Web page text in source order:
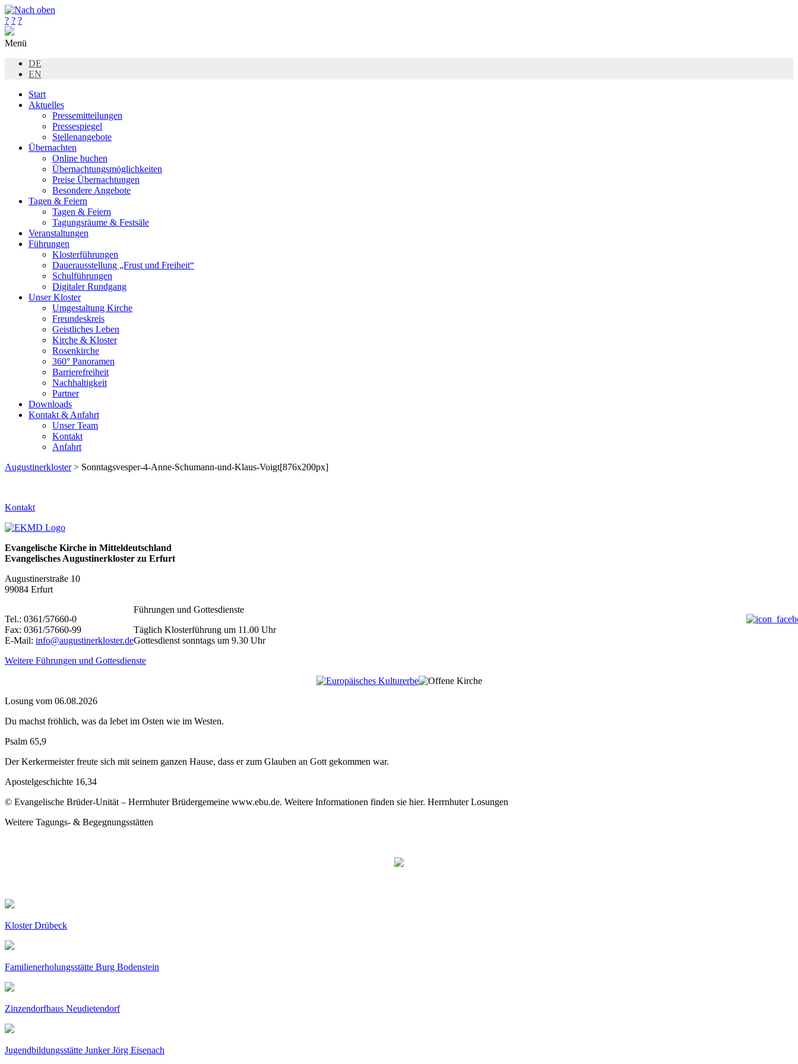
? ? ?
Menü
DE
EN
Start
Aktuelles
Pressemitteilungen
Pressespiegel
Stellenangebote
Übernachten
Online buchen
Übernachtungsmöglichkeiten
Preise Übernachtungen
Besondere Angebote
Tagen & Feiern
Tagen & Feiern
Tagungsräume & Festsäle
Veranstaltungen
Führungen
Klosterführungen
Dauerausstellung „Frust und Freiheit“
Schulführungen
Digitaler Rundgang
Unser Kloster
Umgestaltung Kirche
Freundeskreis
Geistliches Leben
Kirche & Kloster
Rosenkirche
360° Panoramen
Barrierefreiheit
Nachhaltigkeit
Partner
Downloads
Kontakt & Anfahrt
Unser Team
Kontakt
Anfahrt
Augustinerkloster> Sonntagsvesper-4-Anne-Schumann-und-Klaus-Voigt[876x200px]
Kontakt
Evangelische Kirche in Mitteldeutschland
Evangelisches Augustinerkloster zu Erfurt
Augustinerstraße 10
99084 Erfurt
Tel.: 0361/57660-0
Fax: 0361/57660-99
E-Mail: info@augustinerkloster.de
Führungen und Gottesdienste
Täglich Klosterführung um 11.00 Uhr
Gottesdienst sonntags um 9.30 Uhr
Weitere Führungen und Gottesdienste
Losung vom 06.08.2026
Du machst fröhlich, was da lebet im Osten wie im Westen.
Psalm 65,9
Der Kerkermeister freute sich mit seinem ganzen Hause, dass er zum Glauben an Gott gekommen war.
Apostelgeschichte 16,34
© Evangelische Brüder-Unität – Herrnhuter Brüdergemeine www.ebu.de. Weitere Informationen finden sie hier. Herrnhuter Losungen
Weitere Tagungs- & Begegnungsstätten
Kloster Drübeck
Familienerholungsstätte Burg Bodenstein
Zinzendorfhaus Neudietendorf
Jugendbildungsstätte Junker Jörg Eisenach